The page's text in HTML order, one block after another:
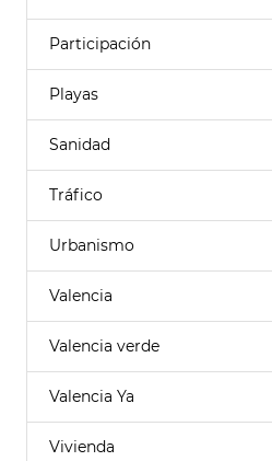
Participación
Playas
Sanidad
Tráfico
Urbanismo
Valencia
Valencia verde
Valencia Ya
Vivienda